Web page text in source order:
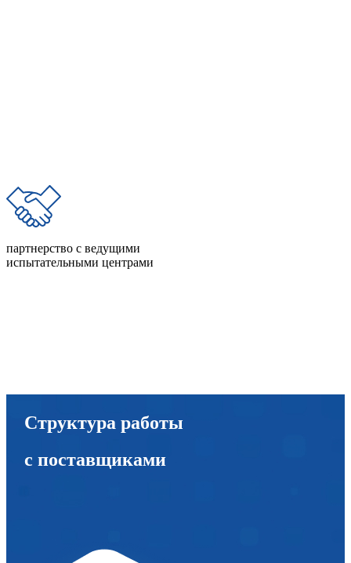
партнерство с ведущими
испытательными центрами
Структура работы
с поставщиками